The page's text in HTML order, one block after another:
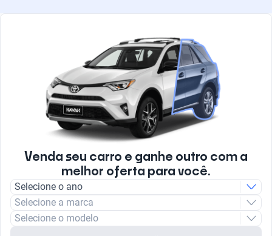
Venda seu carro e ganhe outro com a
melhor oferta para você.
Selecione o ano
Selecione a marca
Selecione o modelo